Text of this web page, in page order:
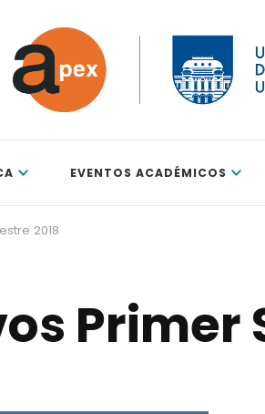
EVENTOS ACADÉMICOS
2018
Primer